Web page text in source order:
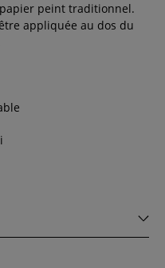
peint traditionnel.
appliquée au dos du